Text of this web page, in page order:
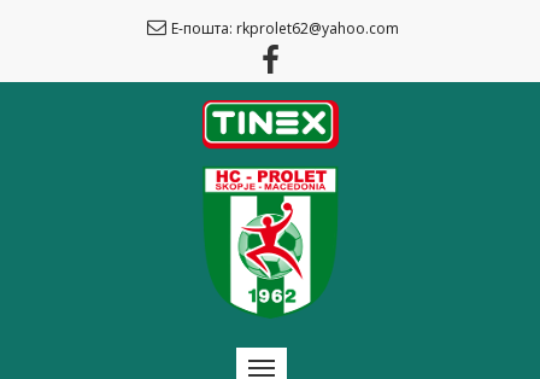
Е-пошта: rkprolet62@yahoo.com